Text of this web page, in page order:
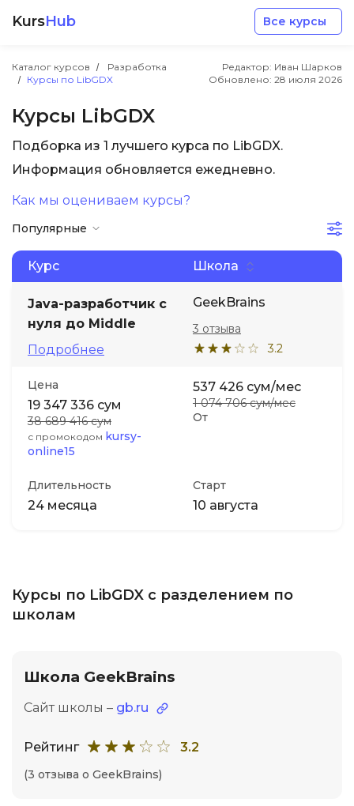
KursHub Все курсы
Каталог курсов
Разработка
Курсы по LibGDX
Редактор: Иван Шарков
Обновлено: 28 июля 2026
Курсы LibGDX
Подборка из 1 лучшего курса по LibGDX.
Информация обновляется ежедневно.
Как мы оцениваем курсы?
Популярные
Курс Школа
Java-разработчик с
нуля до Middle
Подробнее
GeekBrains
3.2
3 отзыва
Цена
19 347 336 сум
38 689 416 сум
с промокодом kursy-
online15
От
537 426 сум/мес
1 074 706 сум/мес
Длительность
24 месяца
Старт
10 августа
Курсы по LibGDX с разделением по
школам
Школа GeekBrains
Сайт школы – gb.ru
Рейтинг 3.2
(3 отзыва о GeekBrains)
Разработка
Дизайн
Аналитика
Менеджмент
Иностранные языки
Soft Skills
ДПО